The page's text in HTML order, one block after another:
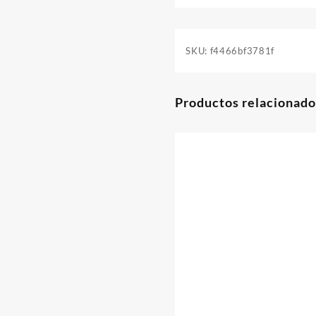
SKU: f4466bf3781f
Productos